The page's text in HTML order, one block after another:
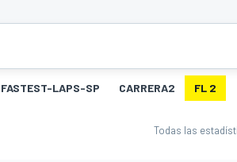
FASTEST-LAPS-SP CARRERA2 FL 2
Todas las